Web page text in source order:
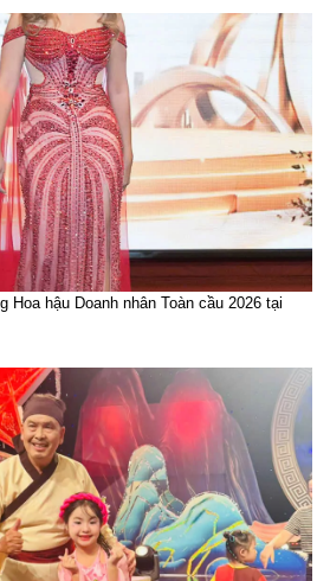
Hoa hậu Doanh nhân Toàn cầu 2026 tại